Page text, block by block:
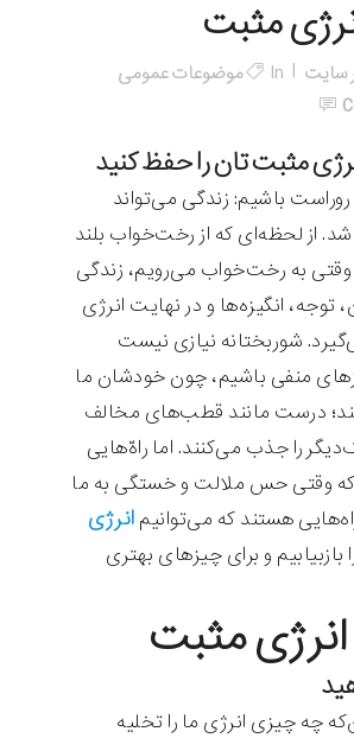
مثبت
سایت In
موضوعات عمومی
روراست باشیم: زندگی می‌تواند
از لحظه‌ای که از رخت‌خواب بلند
به رخت‌خواب می‌رویم، زندگی
توجه، انگیزه‌ها و در نهایت انرژی
شوربختانه نیازی نیست
منفی باشیم، چون خودشان ما
درست مانند قطب‌های مخالف
را جذب می‌کنند. اما راه‌ّهایی
که وقتی حس ملالت و خستگی به ما
هستند که می‌توانیم انرژی
بازبیابیم و برای چیزهای بهتری
مثبت
چه چیزی انرژی ما را تخلیه